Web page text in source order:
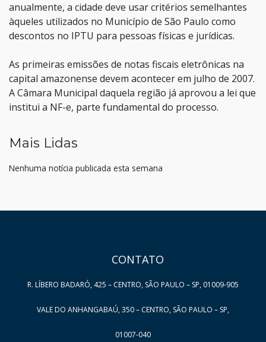
anualmente, a cidade deve usar critérios semelhantes
àqueles utilizados no Município de São Paulo como
descontos no IPTU para pessoas físicas e jurídicas.
As primeiras emissões de notas fiscais eletrônicas na
capital amazonense devem acontecer em julho de 2007.
A Câmara Municipal daquela região já aprovou a lei que
institui a NF-e, parte fundamental do processo.
Mais Lidas
Nenhuma notícia publicada esta semana
CONTATO
R. LÍBERO BADARÓ, 425 – CENTRO, SÃO PAULO – SP, 01009-905
VALE DO ANHANGABAÚ, 350 – CENTRO, SÃO PAULO – SP,
01007-040